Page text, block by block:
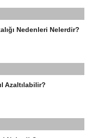
Nedenleri Nelerdir?
Azaltılabilir?